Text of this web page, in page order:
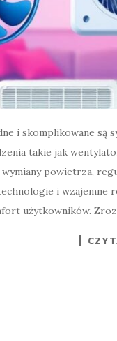
i skomplikowane są
takie jak
wymiany powietrza,
i wzajemne
użytkowników.